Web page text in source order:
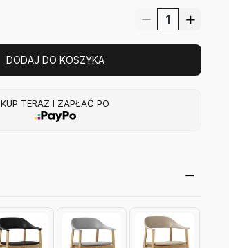
DODAJ DO KOSZYKA
KUP TERAZ I ZAPŁAĆ PO